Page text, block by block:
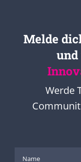
Melde
und
Werde